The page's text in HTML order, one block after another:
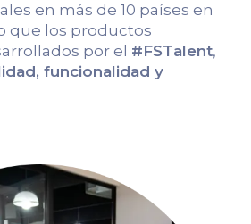
en más de 10 países en
que los productos
por el #FSTalent,
funcionalidad y